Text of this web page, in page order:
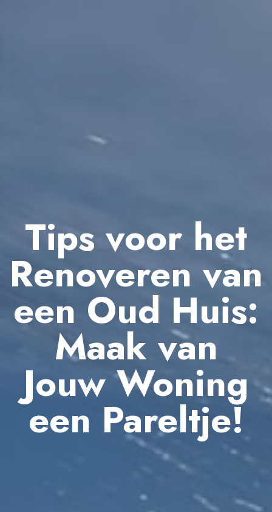
Tips voor het
Renoveren van
een Oud Huis:
Maak van
Jouw Woning
een Pareltje!